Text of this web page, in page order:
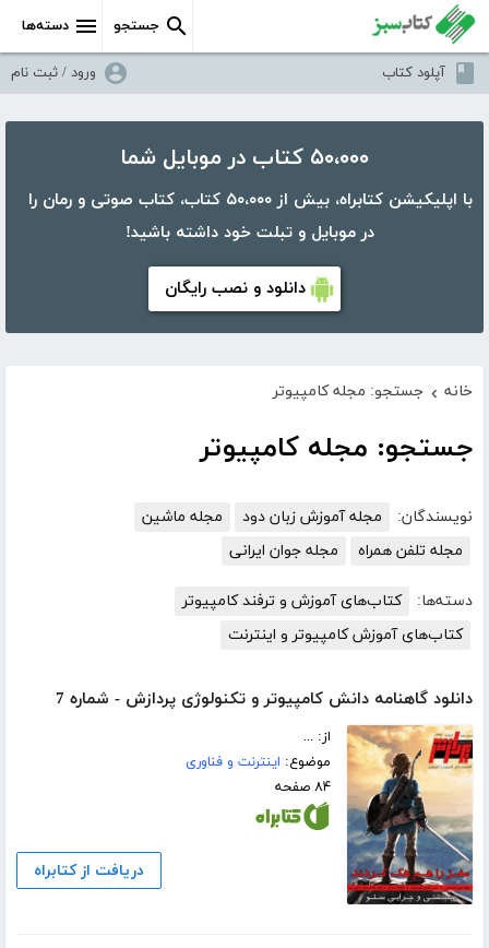
دسته‌ها جستجو
آپلود کتاب ورود / ثبت نام
۵۰،۰۰۰ کتاب در موبایل شما
با اپلیکیشن کتابراه، بیش از ۵۰،۰۰۰ کتاب، کتاب صوتی و رمان را
در موبایل و تبلت خود داشته باشید!
دانلود و نصب رایگان
خانه › جستجو: مجله کامپیوتر
جستجو: مجله کامپیوتر
نویسندگان: مجله آموزش زبان دود
مجله ماشین
مجله تلفن همراه
مجله جوان ایرانی
دسته‌ها:
کتاب‌های آموزش و ترفند کامپیوتر
کتاب‌های آموزش کامپیوتر و اینترنت
دانلود گاهنامه دانش کامپیوتر و تکنولوژی پردازش - شماره 7
از: ...
موضوع: اینترنت و فناوری
۸۴ صفحه
دریافت از کتابراه